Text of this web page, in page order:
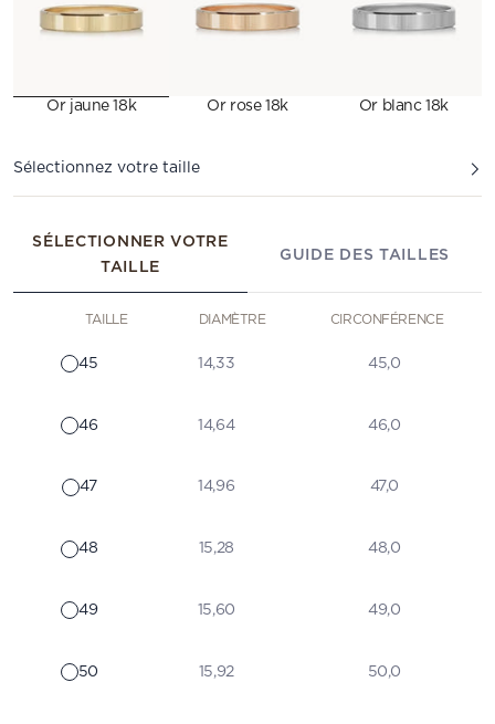
Or jaune 18k Or rose 18k Or blanc 18k
Sélectionnez votre taille
SÉLECTIONNER VOTRE
TAILLE
GUIDE DES TAILLES
TAILLE DIAMÈTRE CIRCONFÉRENCE
45 14,33 45,0
46 14,64 46,0
47 14,96 47,0
48 15,28 48,0
49 15,60 49,0
50 15,92 50,0